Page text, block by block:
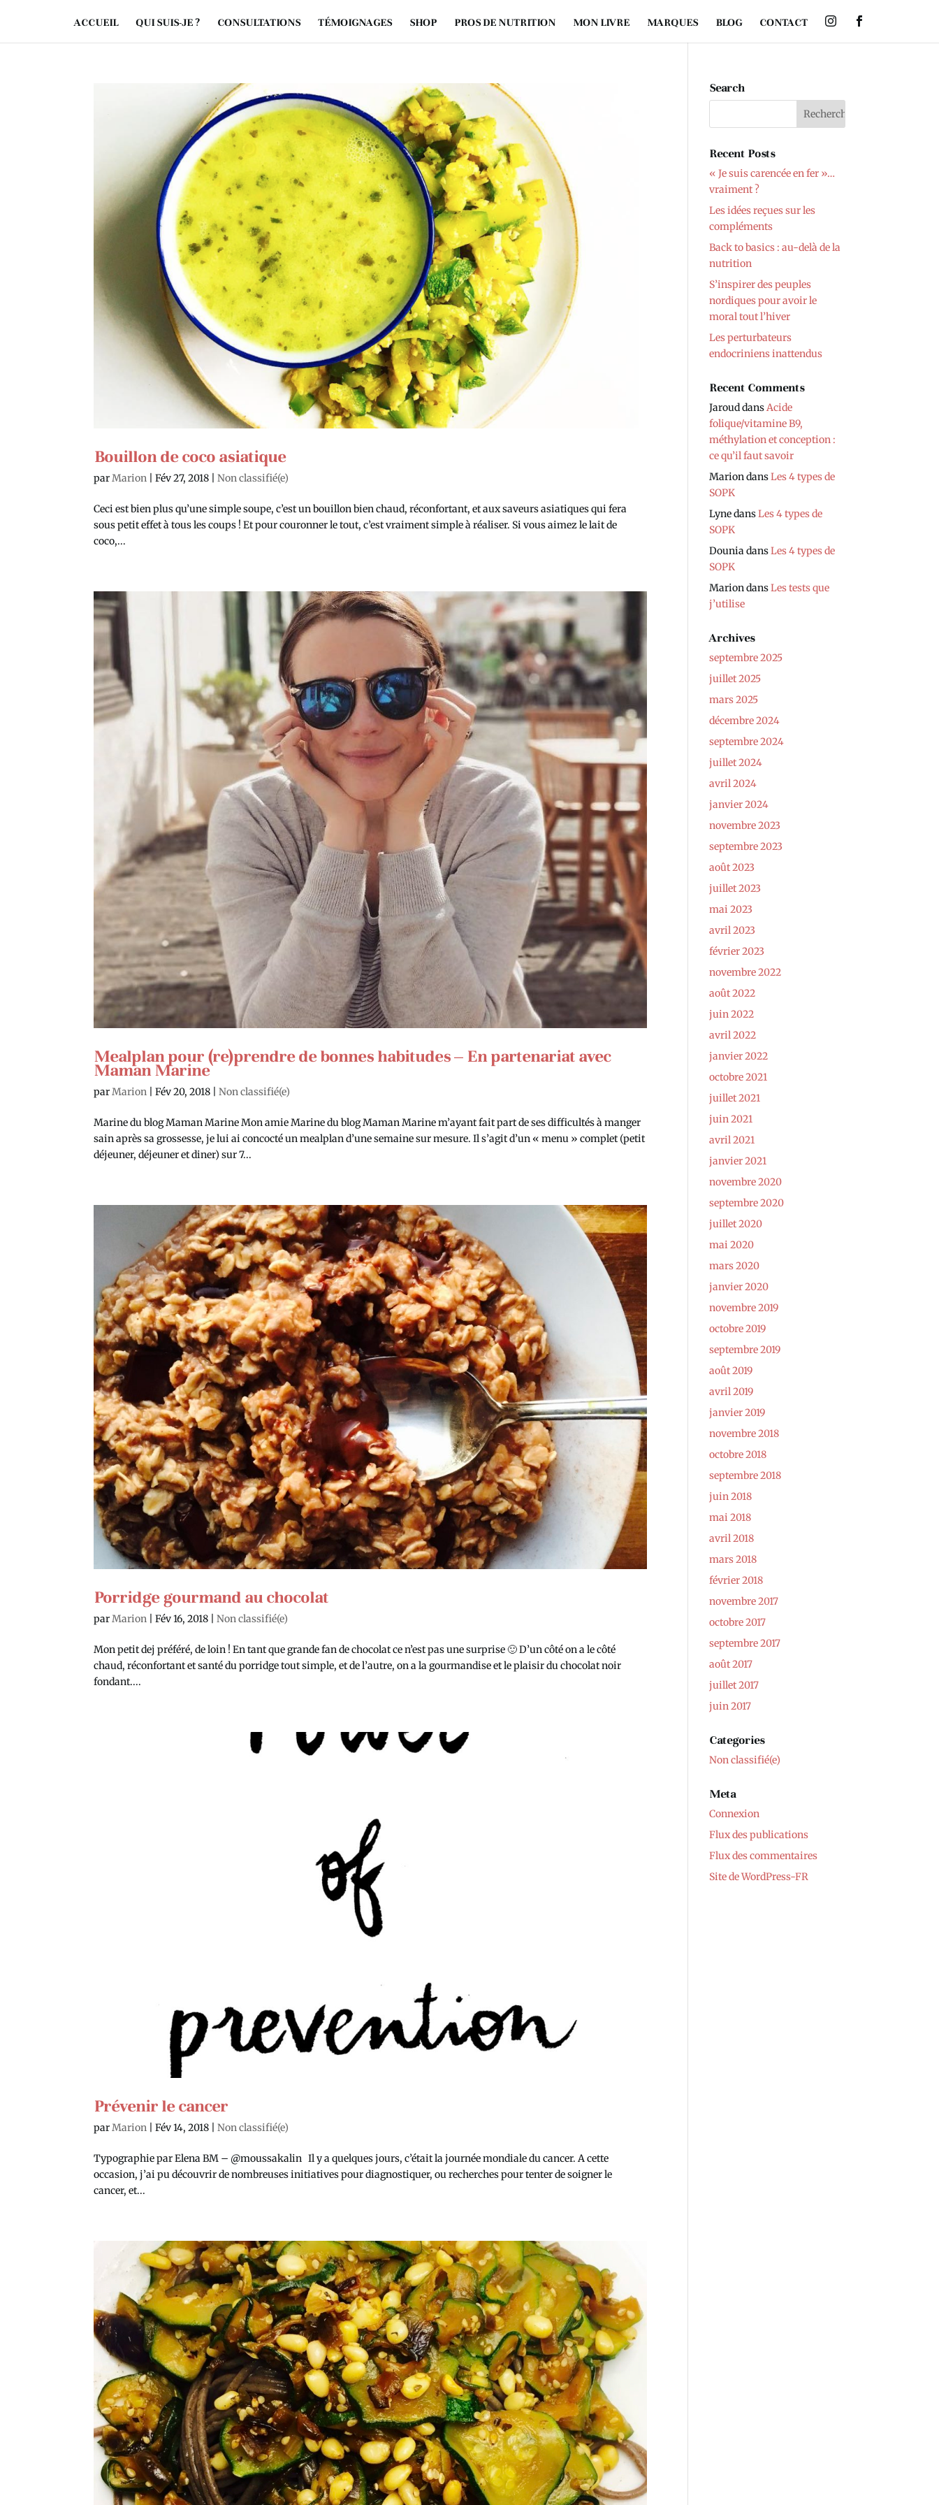
ACCUEIL QUI SUIS-JE ? CONSULTATIONS TÉMOIGNAGES SHOP PROS DE NUTRITION MON LIVRE MARQUES BLOG CONTACT
Bouillon de coco asiatique
parMarion |Fév 27, 2018 |Non classifié(e)
Ceci est bien plus qu’une simple soupe, c’est un bouillon bien chaud, réconfortant, et aux saveurs asiatiques qui fera
sous petit effet à tous les coups ! Et pour couronner le tout, c’est vraiment simple à réaliser. Si vous aimez le lait de
coco,...
Mealplan pour (re)prendre de bonnes habitudes – En partenariat avec
Maman Marine
par Marion |Fév 20, 2018 |Non classifié(e)
Marine du blog Maman Marine Mon amie Marine du blog Maman Marine m’ayant fait part de ses difficultés à manger
sain après sa grossesse, je lui ai concocté un mealplan d’une semaine sur mesure. Il s’agit d’un « menu » complet (petit
déjeuner, déjeuner et diner) sur 7...
Porridge gourmand au chocolat
parMarion |Fév 16, 2018 |Non classifié(e)
Mon petit dej préféré, de loin ! En tant que grande fan de chocolat ce n’est pas une surprise 🙂 D’un côté on a le côté
chaud, réconfortant et santé du porridge tout simple, et de l’autre, on a la gourmandise et le plaisir du chocolat noir
fondant....
Prévenir le cancer
parMarion |Fév 14, 2018 |Non classifié(e)
Typographie par Elena BM – @moussakalin Il y a quelques jours, c’était la journée mondiale du cancer. A cette
occasion, j’ai pu découvrir de nombreuses initiatives pour diagnostiquer, ou recherches pour tenter de soigner le
cancer, et...
Search
Recent Posts
« Je suis carencée en fer »…
vraiment ?
Les idées reçues sur les
compléments
Back to basics : au-delà de la
nutrition
S’inspirer des peuples
nordiques pour avoir le
moral tout l’hiver
Les perturbateurs
endocriniens inattendus
Recent Comments
Jarouddans Acide
folique/vitamine B9,
méthylation et conception :
ce qu’il faut savoir
Marion dansLes 4 types de
SOPK
LynedansLes 4 types de
SOPK
Dounia dansLes 4 types de
SOPK
Marion dansLes tests que
j’utilise
Archives
septembre 2025
juillet 2025
mars 2025
décembre 2024
septembre 2024
juillet 2024
avril 2024
janvier 2024
novembre 2023
septembre 2023
août 2023
juillet 2023
mai 2023
avril 2023
février 2023
novembre 2022
août 2022
juin 2022
avril 2022
janvier 2022
octobre 2021
juillet 2021
juin 2021
avril 2021
janvier 2021
novembre 2020
septembre 2020
juillet 2020
mai 2020
mars 2020
janvier 2020
novembre 2019
octobre 2019
septembre 2019
août 2019
avril 2019
janvier 2019
novembre 2018
octobre 2018
septembre 2018
juin 2018
mai 2018
avril 2018
mars 2018
février 2018
novembre 2017
octobre 2017
septembre 2017
août 2017
juillet 2017
juin 2017
Categories
Non classifié(e)
Meta
Connexion
Flux des publications
Flux des commentaires
Site de WordPress-FR